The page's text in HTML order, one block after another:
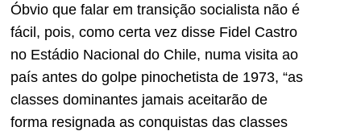
Óbvio que falar em transição socialista não é
fácil, pois, como certa vez disse Fidel Castro
no Estádio Nacional do Chile, numa visita ao
país antes do golpe pinochetista de 1973, “as
classes dominantes jamais aceitarão de
forma resignada as conquistas das classes